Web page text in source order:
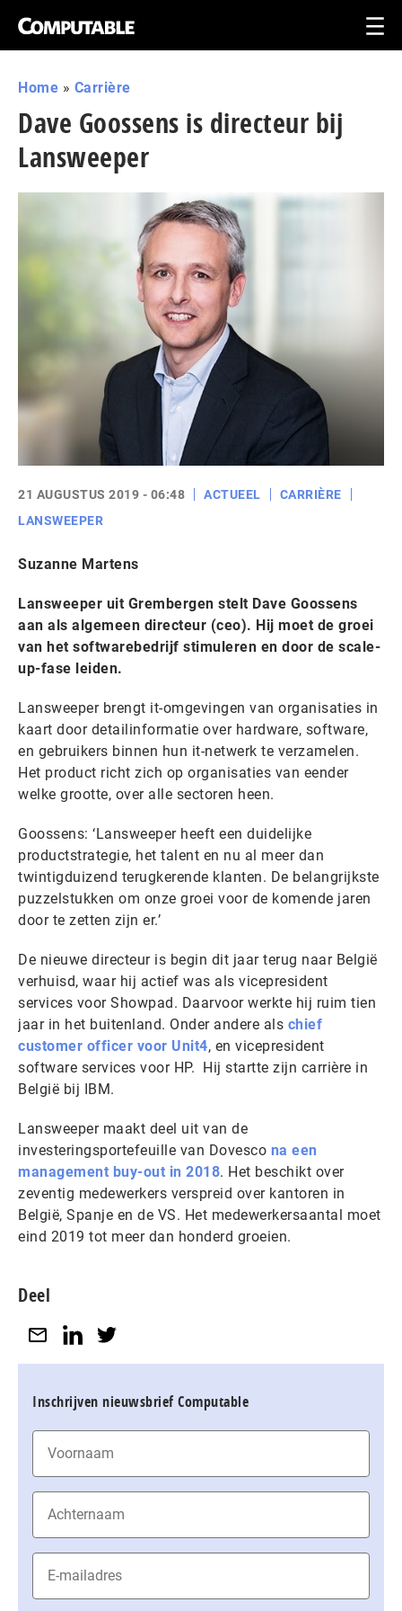
Home » Carrière
Dave Goossens is directeur bij
Lansweeper
21 AUGUSTUS 2019 - 06:48 ACTUEEL
CARRIÈRE
LANSWEEPER
Suzanne Martens
Lansweeper uit Grembergen stelt Dave Goossens
aan als algemeen directeur (ceo). Hij moet de groei
van het softwarebedrijf stimuleren en door de scale-
up-fase leiden.
Lansweeper brengt it-omgevingen van organisaties in
kaart door detailinformatie over hardware, software,
en gebruikers binnen hun it-netwerk te verzamelen.
Het product richt zich op organisaties van eender
welke grootte, over alle sectoren heen.
Goossens: ‘Lansweeper heeft een duidelijke
productstrategie, het talent en nu al meer dan
twintigduizend terugkerende klanten. De belangrijkste
puzzelstukken om onze groei voor de komende jaren
door te zetten zijn er.’
De nieuwe directeur is begin dit jaar terug naar België
verhuisd, waar hij actief was als vicepresident
services voor Showpad. Daarvoor werkte hij ruim tien
jaar in het buitenland. Onder andere als chief
customer officer voor Unit4, en vicepresident
software services voor HP. Hij startte zijn carrière in
België bij IBM.
Lansweeper maakt deel uit van de
investeringsportefeuille van Dovesco na een
management buy-out in 2018. Het beschikt over
zeventig medewerkers verspreid over kantoren in
België, Spanje en de VS. Het medewerkersaantal moet
eind 2019 tot meer dan honderd groeien.
Deel
Inschrijven nieuwsbrief Computable